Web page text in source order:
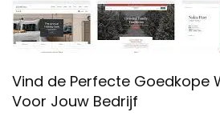
Vind de Perfecte Goedkope
Voor Jouw Bedrijf